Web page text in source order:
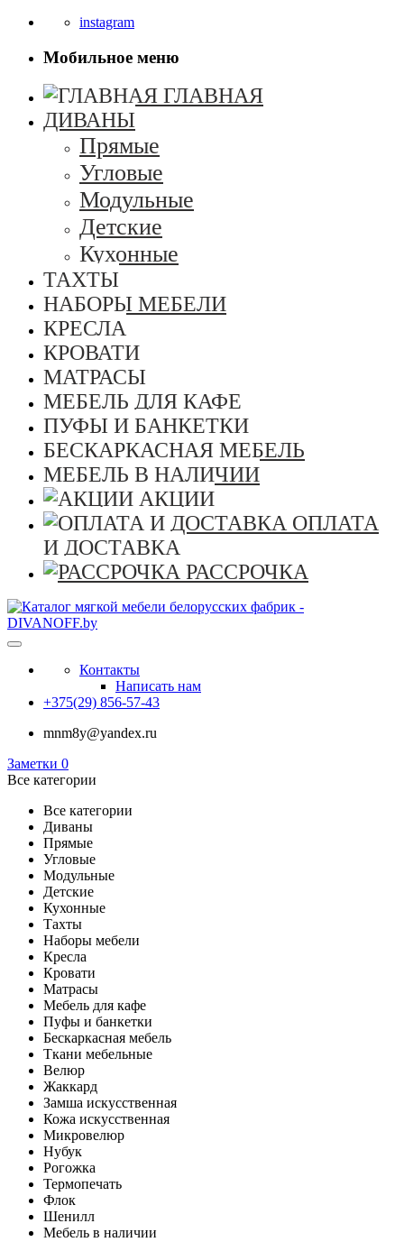
instagram
Мобильное меню
ГЛАВНАЯ
ДИВАНЫ
Прямые
Угловые
Модульные
Детские
Кухонные
ТАХТЫ
НАБОРЫ МЕБЕЛИ
КРЕСЛА
КРОВАТИ
МАТРАСЫ
МЕБЕЛЬ ДЛЯ КАФЕ
ПУФЫ И БАНКЕТКИ
БЕСКАРКАСНАЯ МЕБЕЛЬ
МЕБЕЛЬ В НАЛИЧИИ
АКЦИИ
ОПЛАТА
И ДОСТАВКА
РАССРОЧКА
Контакты
Написать нам
+375(29) 856-57-43
mnm8y@yandex.ru
Заметки 0
Все категории
Все категории
Диваны
Прямые
Угловые
Модульные
Детские
Кухонные
Тахты
Наборы мебели
Кресла
Кровати
Матрасы
Мебель для кафе
Пуфы и банкетки
Бескаркасная мебель
Ткани мебельные
Велюр
Жаккард
Замша искусственная
Кожа искусственная
Микровелюр
Нубук
Рогожка
Термопечать
Флок
Шенилл
Мебель в наличии